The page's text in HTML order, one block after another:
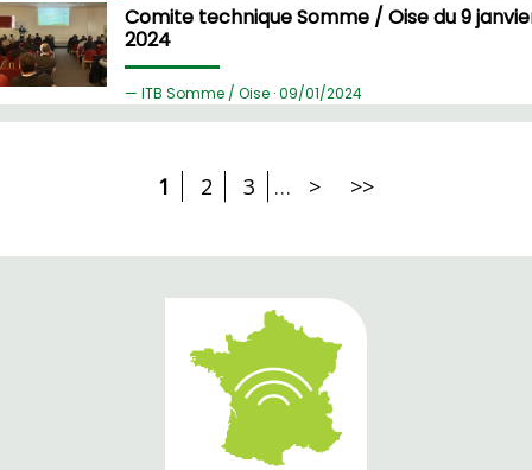
Comite technique Somme / Oise du 9
2024
ITB Somme / Oise ·09/01/2024
1 2 3 … > >>